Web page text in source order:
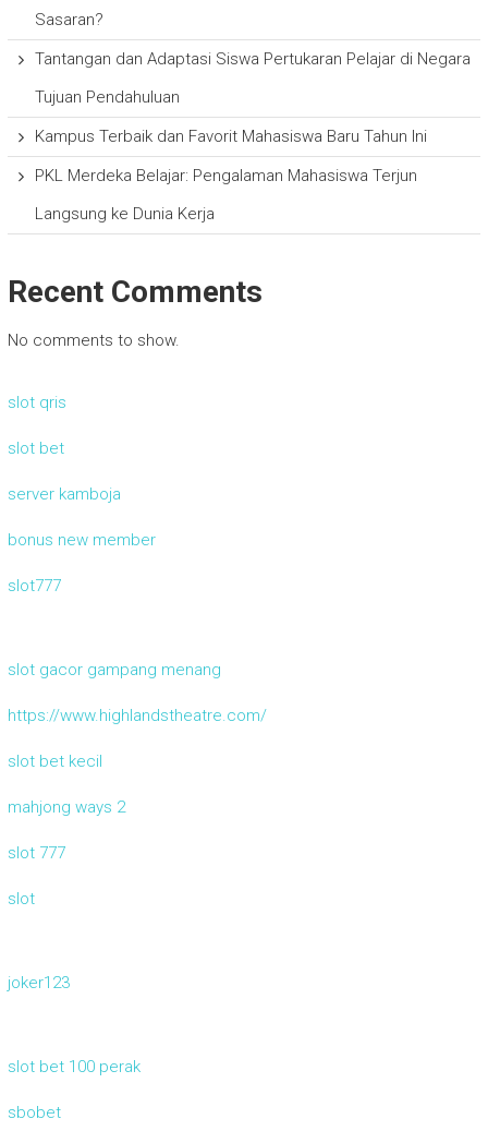
Sasaran?
Tantangan dan Adaptasi Siswa Pertukaran Pelajar di Negara
Tujuan Pendahuluan
Kampus Terbaik dan Favorit Mahasiswa Baru Tahun Ini
PKL Merdeka Belajar: Pengalaman Mahasiswa Terjun
Langsung ke Dunia Kerja
Recent Comments
No comments to show.
slot qris
slot bet
server kamboja
bonus new member
slot777
slot gacor gampang menang
https://www.highlandstheatre.com/
slot bet kecil
mahjong ways 2
slot 777
slot
joker123
slot bet 100 perak
sbobet